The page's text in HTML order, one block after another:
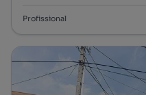
Profissional